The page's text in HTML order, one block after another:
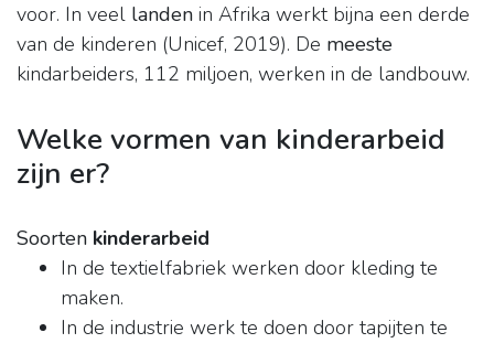
voor. In veel landen in Afrika werkt bijna een derde
van de kinderen (Unicef, 2019). De meeste
kindarbeiders, 112 miljoen, werken in de landbouw.
Welke vormen van kinderarbeid
zijn er?
Soorten kinderarbeid
In de textielfabriek werken door kleding te
maken.
In de industrie werk te doen door tapijten te